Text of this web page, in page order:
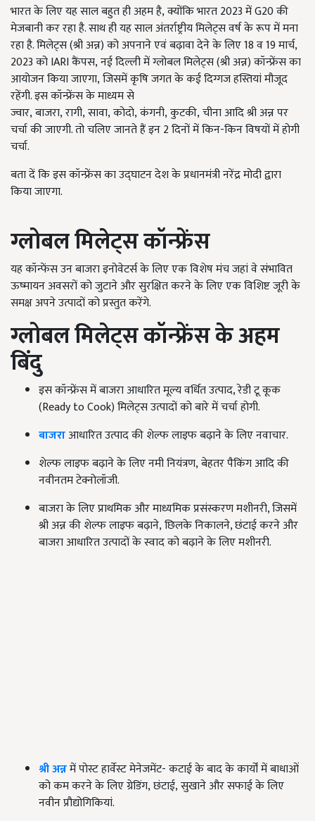
भारत के लिए यह साल बहुत ही अहम है,क्योंकि भारत2023मेंG20की
मेजबानी कर रहा है. साथ ही यह साल अंतर्राष्ट्रीय मिलेट्स वर्ष के रूप में मना
रहा है. मिलेट्स (श्री अन्न) को अपनाने एवं बढ़ावा देने के लिए18व19मार्च,
2023कोIARIकैंपस,नई दिल्ली में ग्लोबल मिलेट्स (श्री अन्न) कॉन्फ्रेंस का
आयोजन किया जाएगा,जिसमें कृषि जगत के कई दिग्गज हस्तियां मौजूद
रहेंगी. इस कॉन्फ्रेंस के माध्यम से
ज्वार,बाजरा,रागी,सावा,कोदो,कंगनी,कुटकी,चीना आदि श्री अन्न पर
चर्चा की जाएगी. तो चलिए जानते हैं इन 2 दिनों में किन-किन विषयों में होगी
चर्चा.
बता दें कि इस कॉन्फ्रेंस का उद्घाटन देश के प्रधानमंत्री नरेंद्र मोदी द्वारा
किया जाएगा.
ग्लोबल मिलेट्स कॉन्फ्रेंस
यह कॉन्फेंस उन बाजरा इनोवेटर्स के लिए एक विशेष मंच जहां वे संभावित
ऊष्मायन अवसरों को जुटाने और सुरक्षित करने के लिए एक विशिष्ट जूरी के
समक्ष अपने उत्पादों को प्रस्तुत करेंगे.
ग्लोबल मिलेट्स कॉन्फ्रेंस के अहम
बिंदु
इस कॉन्फ्रेंस में बाजरा आधारित मूल्य वर्धित उत्पाद, रेडी टू कूक
(Ready to Cook)मिलेट्स उत्पादों को बारे में चर्चा होगी.
बाजराआधारित उत्पाद की शेल्फ लाइफ बढ़ाने के लिए नवाचार.
शेल्फ लाइफ बढ़ाने के लिए नमी नियंत्रण,बेहतर पैकिंग आदि की
नवीनतम टेक्नोलॉजी.
बाजरा के लिए प्राथमिक और माध्यमिक प्रसंस्करण मशीनरी, जिसमें
श्री अन्न कीशेल्फ लाइफ बढ़ाने,छिलके निकालने, छंटाई करने और
बाजरा आधारित उत्पादों के स्वाद को बढ़ाने के लिए मशीनरी.
श्री अन्नमें पोस्ट हार्वेस्ट मेनेजमेंट- कटाई के बाद के कार्यों में बाधाओं
को कम करने के लिए ग्रेडिंग,छंटाई,सुखाने और सफाई के लिए
नवीन प्रौद्योगिकियां.